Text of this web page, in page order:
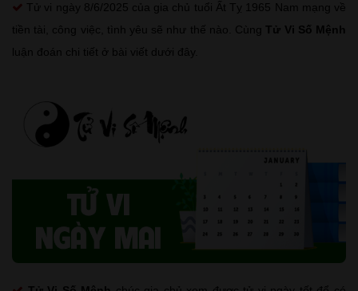
Tử vi ngày 8/6/2025 của gia chủ tuổi Ất Tỵ 1965 Nam mạng về
tiền tài, công việc, tình yêu sẽ như thế nào. Cùng Tử Vi Số Mệnh
luận đoán chi tiết ở bài viết dưới đây.